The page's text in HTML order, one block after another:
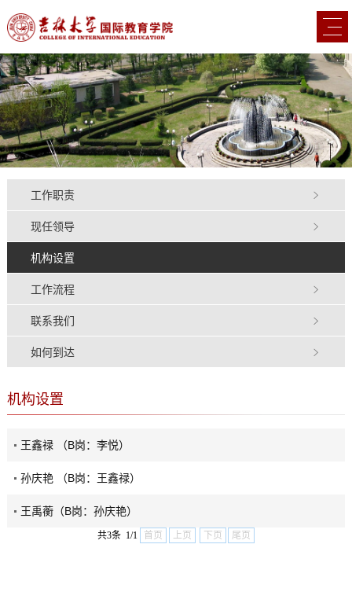
工作职责
现任领导
机构设置
工作流程
联系我们
如何到达
机构设置
王鑫禄 （B岗：李悦）
孙庆艳 （B岗：王鑫禄）
王禹蘅（B岗：孙庆艳）
共3条 1/1 首页 上页 下页 尾页